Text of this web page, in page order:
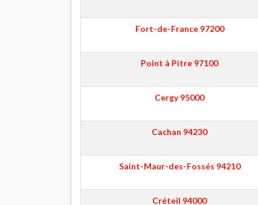
Fort-de-France 97200
Point à Pitre 97100
Cergy95000
Cachan 94230
Saint-Maur-des-Fossés 94210
Créteil 94000